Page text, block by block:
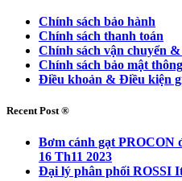
Chính sách bảo hành
Chính sách thanh toán
Chính sách vận chuyển
Chính sách bảo mật
Điều khoản & Điều kiện
Recent Post ®
Bơm cánh gạt PROCON
16 Th11 2023
Đại lý phân phối ROSSI